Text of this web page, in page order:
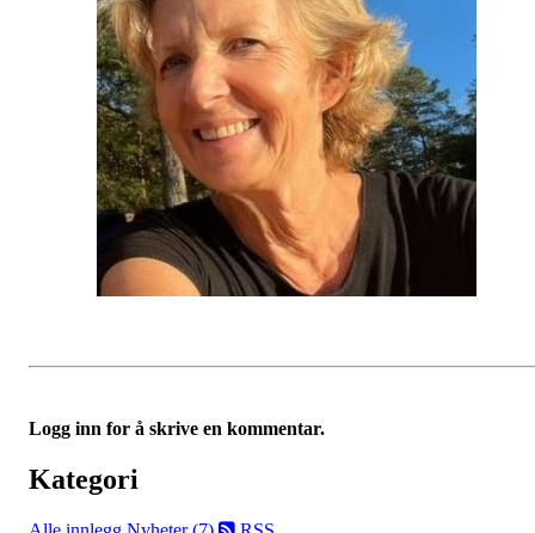
Logg inn for å skrive en kommentar.
Kategori